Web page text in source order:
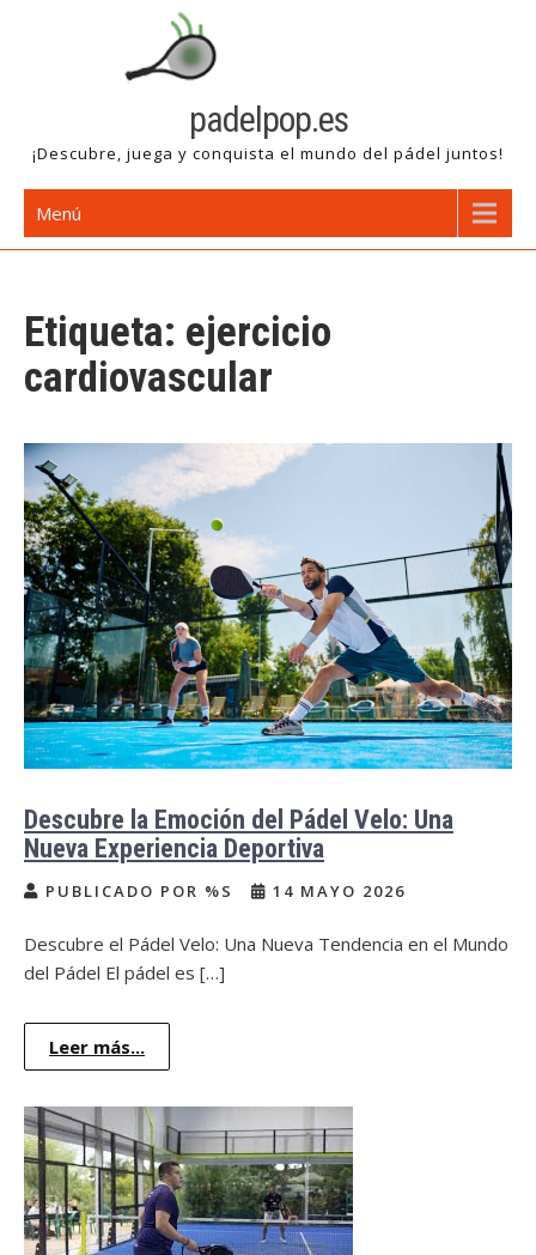
padelpop.es
¡Descubre, juega y conquista el mundo del pádel juntos!
Menú
Etiqueta: ejercicio
cardiovascular
Descubre la Emoción del Pádel Velo: Una
Nueva Experiencia Deportiva
PUBLICADO POR %S 14 MAYO 2026
Descubre el Pádel Velo: Una Nueva Tendencia en el Mundo
del Pádel El pádel es […]
Leer más...